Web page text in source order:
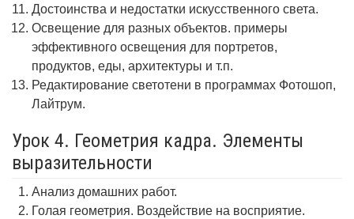
Достоинства и недостатки искусственного света.
Освещение для разных объектов. примеры
эффективного освещения для портретов,
продуктов, еды, архитектуры и т.п.
Редактирование светотени в программах Фотошоп,
Лайтрум.
Урок 4. Геометрия кадра. Элементы
выразительности
Анализ домашних работ.
Голая геометрия. Воздействие на восприятие.